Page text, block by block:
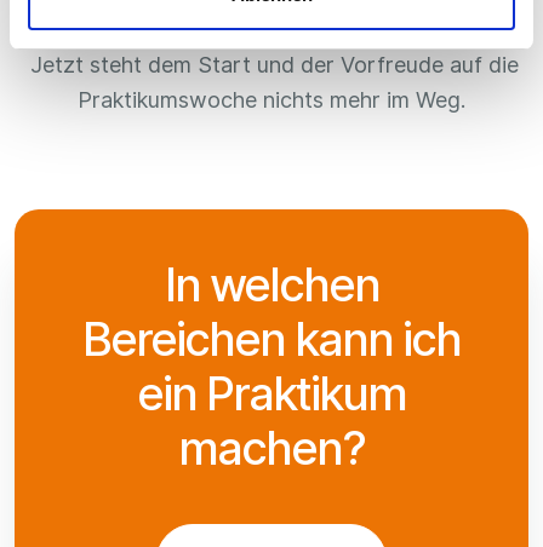
Jetzt steht dem Start und der Vorfreude auf die
Praktikumswoche nichts mehr im Weg.
In welchen
Bereichen kann ich
ein Praktikum
machen?